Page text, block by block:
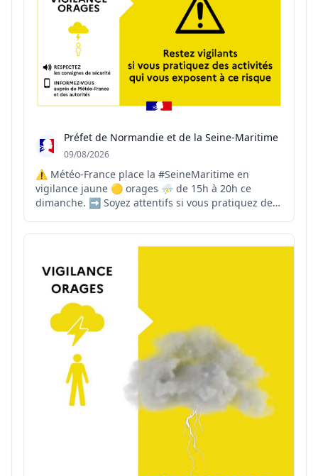
Préfet de Normandie et de la Seine-Maritime
09/08/2026
⚠ Météo-France place la #SeineMaritime en
vigilance jaune 🟡 orages ⛈ de 15h à 20h ce
dimanche. ➡ Soyez attentifs si vous pratiquez des